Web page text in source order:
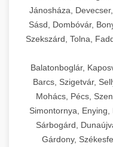
Jánosháza,
Sásd, Dombóvár,
Szekszárd, Tolna,
Balatonboglár,
Barcs, Szigetvár,
Mohács, Pécs,
Simontornya, Enying,
Sárbogárd,
Gárdony,